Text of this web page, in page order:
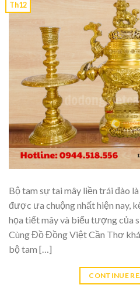
Th12
Bộ tam sự tai mây liền trái đào
được ưa chuộng nhất hiện nay,
họa tiết mây và biểu tượng của
Cùng Đồ Đồng Việt Cần Thơ
bộ tam […]
CONTINUE